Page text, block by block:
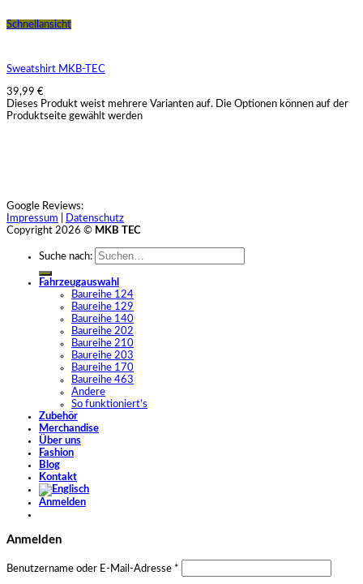
Schnellansicht
Sweatshirt MKB-TEC
39,99 €
Dieses Produkt weist mehrere Varianten auf. Die Optionen können auf der
Produktseite gewählt werden
Google Reviews:
Impressum
Datenschutz
Copyright 2026 © MKB TEC
Suche nach:
Fahrzeugauswahl
Baureihe 124
Baureihe 129
Baureihe 140
Baureihe 202
Baureihe 210
Baureihe 203
Baureihe 170
Baureihe 463
Andere
So funktioniert’s
Zubehör
Merchandise
Über uns
Fashion
Blog
Kontakt
Anmelden
Anmelden
Benutzername oder E-Mail-Adresse *